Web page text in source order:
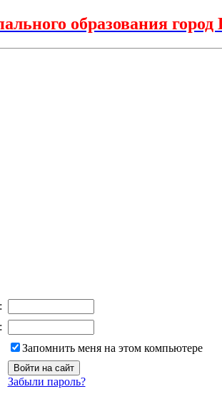
образования
Запомнить меня на этом компьютере
Забыли пароль?